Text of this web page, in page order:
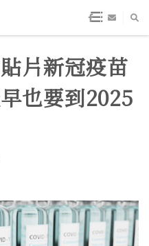
片新冠疫苗
也要到2025